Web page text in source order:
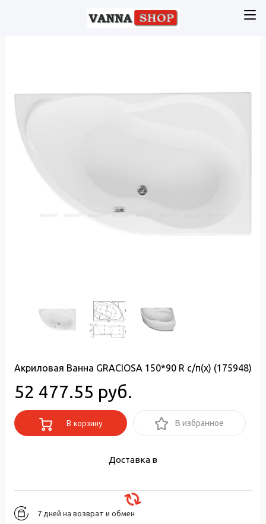
Акриловая Ванна GRACIOSA 150*90 R с/п(х) (175948)
52 477.55 руб.
В корзину В избранное
Доставка в
7 дней на возврат и обмен